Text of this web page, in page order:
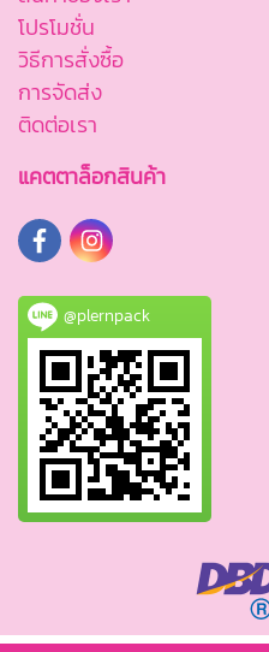
โปรโมชั่น
วิธีการสั่งซื้อ
การจัดส่ง
ติดต่อเรา
แคตตาล็อกสินค้า
@plernpack